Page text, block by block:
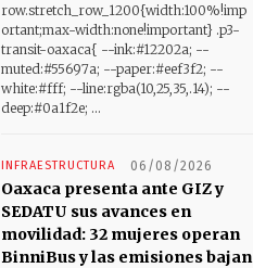
row.stretch_row_1200{width:100%!imp
ortant;max-width:none!important} .p3-
transit-oaxaca{ --ink:#12202a; --
muted:#55697a; --paper:#eef3f2; --
white:#fff; --line:rgba(10,25,35,.14); --
deep:#0a1f2e; ...
INFRAESTRUCTURA 06/08/2026
Oaxaca presenta ante GIZ y
SEDATU sus avances en
movilidad: 32 mujeres operan
BinniBus y las emisiones bajan